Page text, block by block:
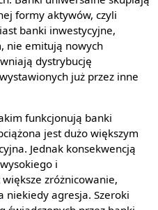
formy aktywów, czyli
banki inwestycyjne,
nie emitują nowych
dystrybucję
już przez inne
funkcjonują banki
jest dużo większym
Jednak konsekwencją
i
zróżnicowanie,
niekiedy agresja. Szeroki